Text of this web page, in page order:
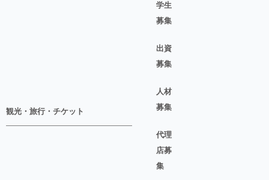
観光・旅行・チケット
学生
募集
出資
募集
人材
募集
代理
店募
集